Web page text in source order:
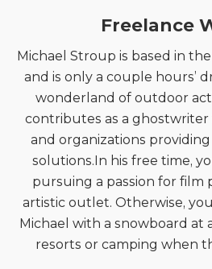
Freelance
Michael Stroup is based in
and is only a couple hours’
wonderland of outdoor
contributes as a
and organizations
solutions.In his free time,
pursuing a passion for film
artistic outlet. Otherwise,
Michael with a snowboard at
resorts or camping when